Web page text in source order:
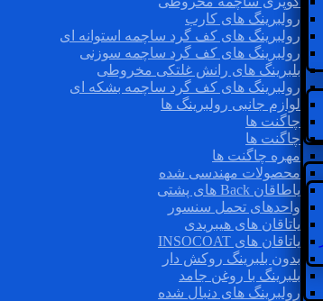
رولبرینگ های کارب
رولبرینگ های کف گرد ساچمه استوانه ای
رولبرینگ های کف گرد ساچمه سوزنی
بلبرینگ های رانش غلتکی مخروطی
رولبرینگ های کف گرد ساچمه بشکه ای
لوازم جانبی رولبرینگ ها
چاگنت ها
چاگنت ها
مهره چاگنت ها
محصولات مهندسی شده
یاطاقان Back های پشتی
واحدهای تحمل سنسور
یاتاقان های هیبریدی
یاتاقان های INSOCOAT
بدون بلبرینگ روکش دار
بلبرینگ با روغن جامد
رولبرینگ های دنبال شده